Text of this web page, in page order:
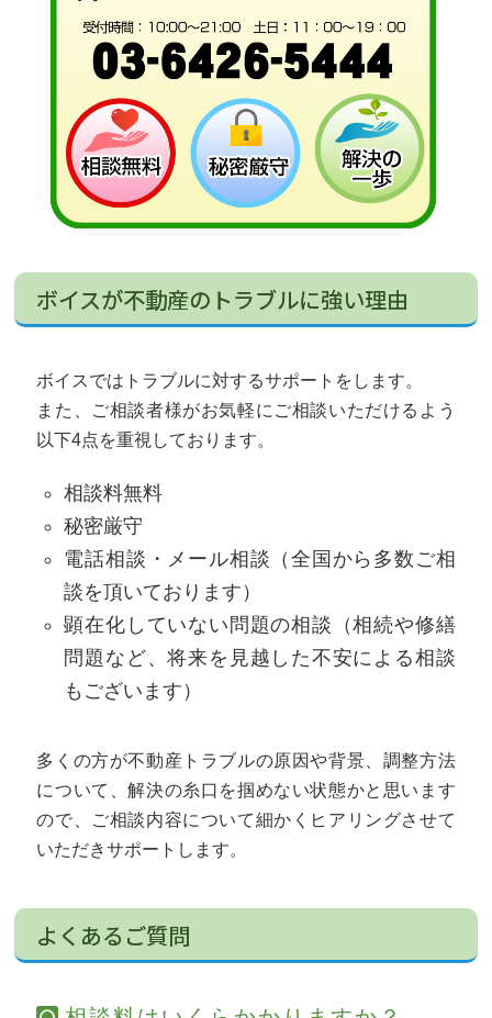
ボイスが不動産のトラブルに強い理由
ボイスではトラブルに対するサポートをします。
また、ご相談者様がお気軽にご相談いただけるよう
以下4点を重視しております。
相談料無料
秘密厳守
電話相談・メール相談（全国から多数ご相
談を頂いております）
顕在化していない問題の相談（相続や修繕
問題など、将来を見越した不安による相談
もございます）
多くの方が不動産トラブルの原因や背景、調整方法
について、解決の糸口を掴めない状態かと思います
ので、ご相談内容について細かくヒアリングさせて
いただきサポートします。
よくあるご質問